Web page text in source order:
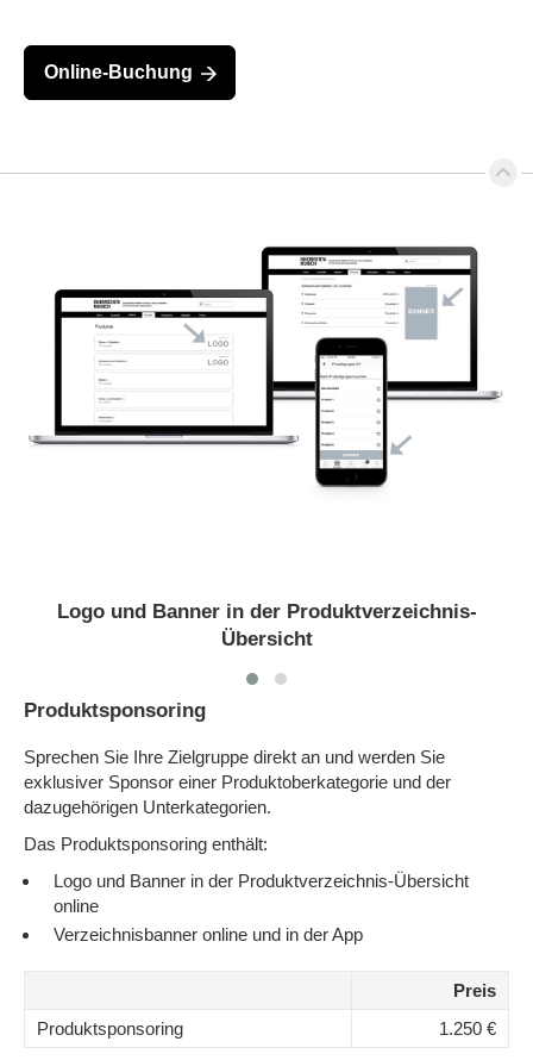
Online-Buchung
Logo und Banner in der Produktverzeichnis-
Übersicht
Produktsponsoring
Sprechen Sie Ihre Zielgruppe direkt an und werden Sie
exklusiver Sponsor einer Produktoberkategorie und der
dazugehörigen Unterkategorien.
Das Produktsponsoring enthält:
Logo und Banner in der Produktverzeichnis-Übersicht
online
Verzeichnisbanner online und in der App
Preis
Produktsponsoring
1.250 €